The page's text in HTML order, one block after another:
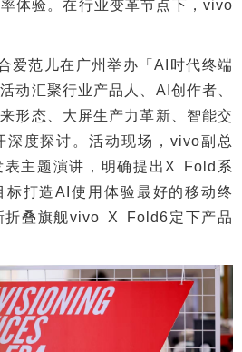
体验。在行业变革节点下，vivo
范儿在广州举办「AI时代终端
动汇聚行业产品人、AI创作者、
形态、大屏生产力革新、智能交
深度探讨。活动现场，vivo副总
表主题演讲，明确提出X Fold系
打造AI使用体验最好的移动终
折叠旗舰vivo X Fold6定下产品